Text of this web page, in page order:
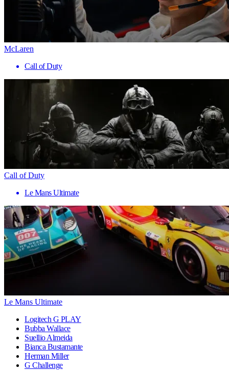
McLaren
Call of Duty
Call of Duty
Le Mans Ultimate
Le Mans Ultimate
Logitech G PLAY
Bubba Wallace
Suellio Almeida
Bianca Bustamante
Herman Miller
G Challenge